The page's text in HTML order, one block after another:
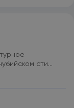
сти...